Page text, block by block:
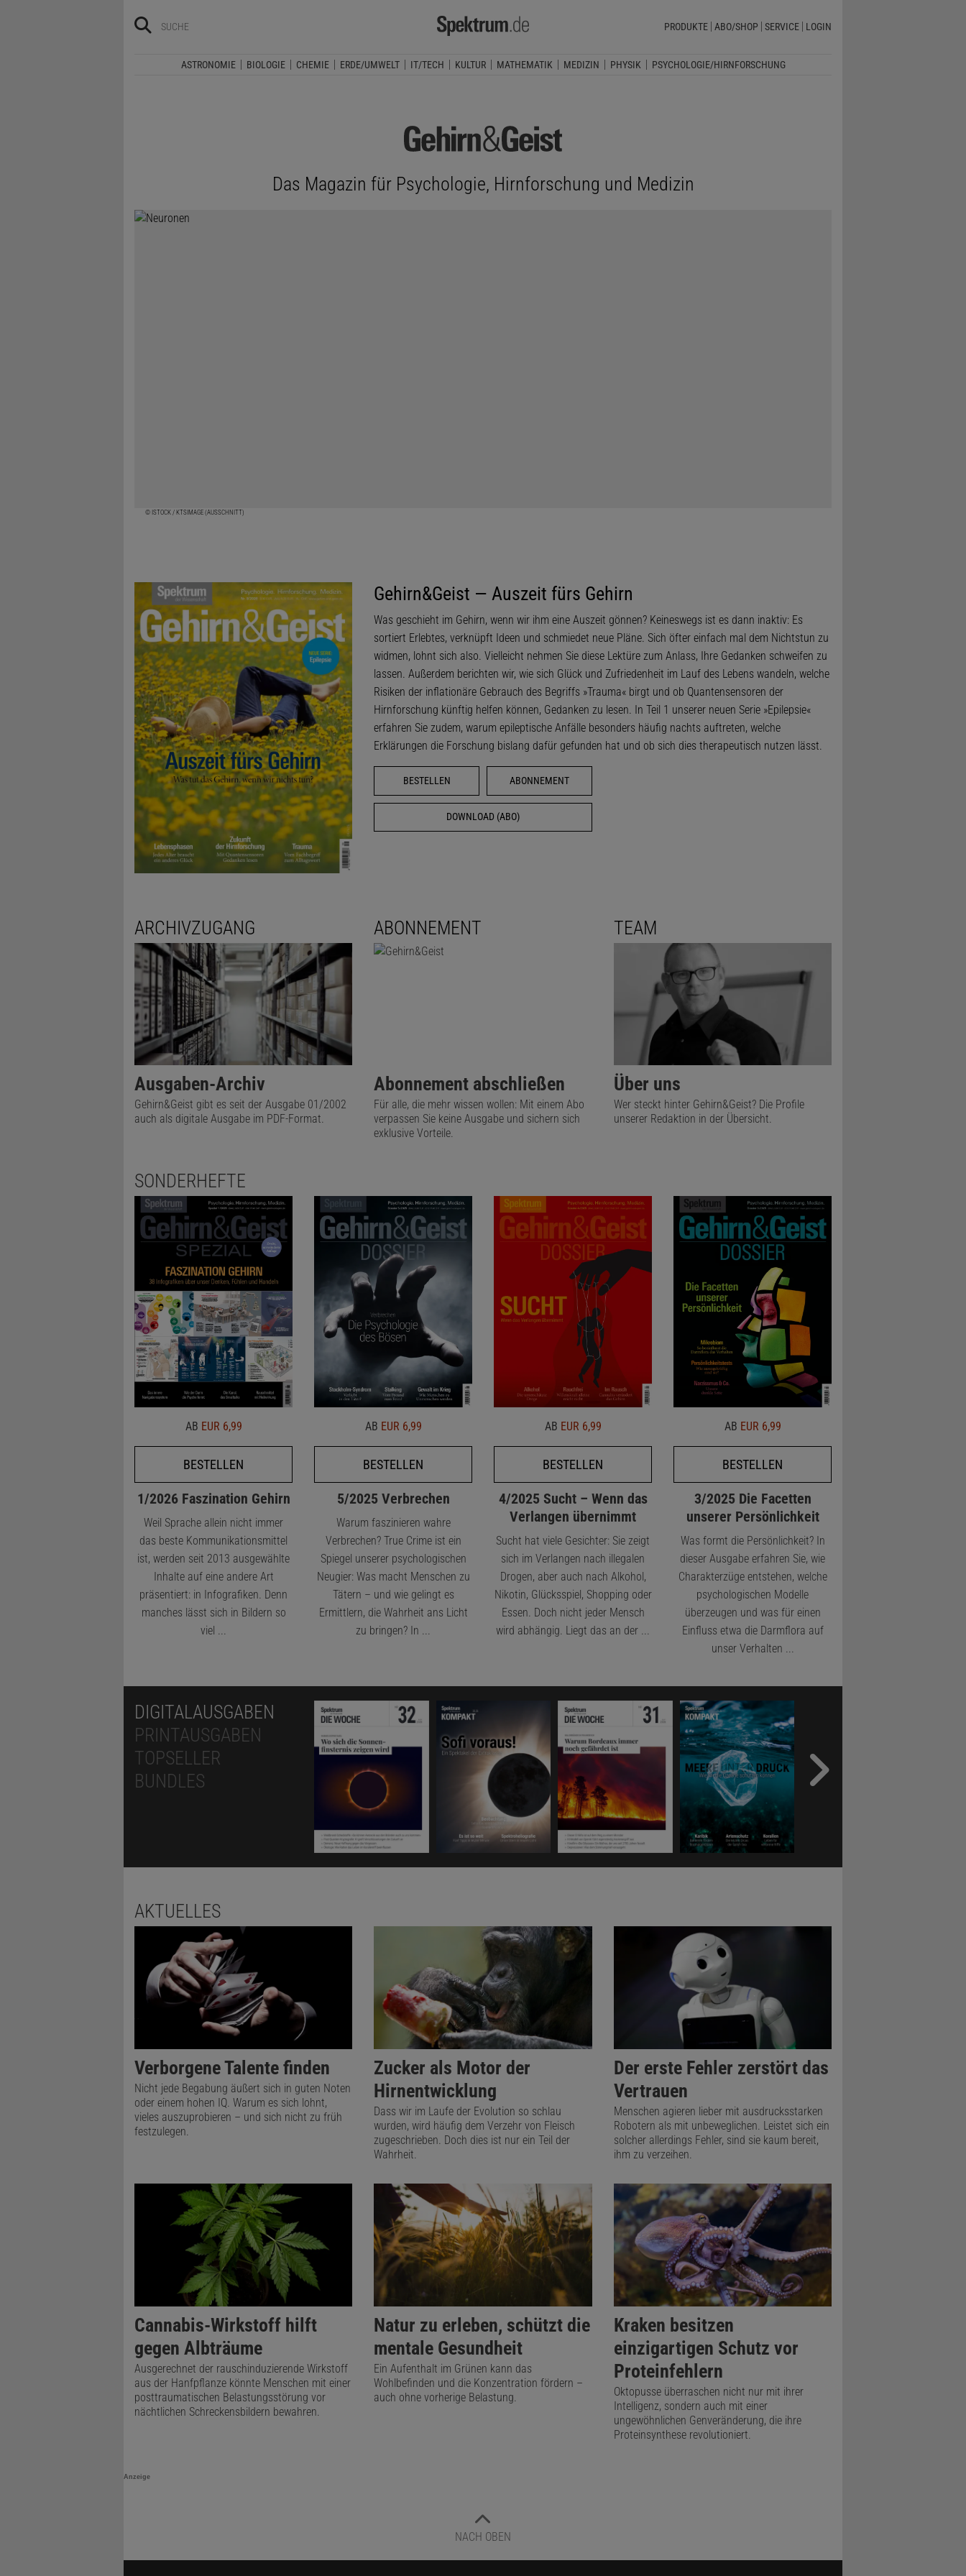
PRODUKTE ABO/SHOP SERVICE LOGIN
ASTRONOMIE BIOLOGIE CHEMIE ERDE/UMWELT IT/TECH KULTUR MATHEMATIK MEDIZIN PHYSIK PSYCHOLOGIE/HIRNFORSCHUNG
Das Magazin für Psychologie, Hirnforschung und Medizin
© ISTOCK / KTSIMAGE (AUSSCHNITT)
Gehirn&Geist — Auszeit fürs Gehirn
Was geschieht im Gehirn, wenn wir ihm eine Auszeit gönnen? Keineswegs ist es dann inaktiv: Es
sortiert Erlebtes, verknüpft Ideen und schmiedet neue Pläne. Sich öfter einfach mal dem Nichtstun zu
widmen, lohnt sich also. Vielleicht nehmen Sie diese Lektüre zum Anlass, Ihre Gedanken schweifen zu
lassen. Außerdem berichten wir, wie sich Glück und Zufriedenheit im Lauf des Lebens wandeln, welche
Risiken der inflationäre Gebrauch des Begriffs »Trauma« birgt und ob Quantensensoren der
Hirnforschung künftig helfen können, Gedanken zu lesen. In Teil 1 unserer neuen Serie »Epilepsie«
erfahren Sie zudem, warum epileptische Anfälle besonders häufig nachts auftreten, welche
Erklärungen die Forschung bislang dafür gefunden hat und ob sich dies therapeutisch nutzen lässt.
BESTELLEN ABONNEMENT
DOWNLOAD (ABO)
ARCHIVZUGANG
Ausgaben-Archiv
Gehirn&Geist gibt es seit der Ausgabe 01/2002
auch als digitale Ausgabe im PDF-Format.
ABONNEMENT
Abonnement abschließen
Für alle, die mehr wissen wollen: Mit einem Abo
verpassen Sie keine Ausgabe und sichern sich
exklusive Vorteile.
TEAM
Über uns
Wer steckt hinter Gehirn&Geist? Die Profile
unserer Redaktion in der Übersicht.
SONDERHEFTE
AB EUR 6,99
BESTELLEN
1/2026 Faszination Gehirn
Weil Sprache allein nicht immer
das beste Kommunikationsmittel
ist, werden seit 2013 ausgewählte
Inhalte auf eine andere Art
präsentiert: in Infografiken. Denn
manches lässt sich in Bildern so
viel ...
AB EUR 6,99
BESTELLEN
5/2025 Verbrechen
Warum faszinieren wahre
Verbrechen? True Crime ist ein
Spiegel unserer psychologischen
Neugier: Was macht Menschen zu
Tätern – und wie gelingt es
Ermittlern, die Wahrheit ans Licht
zu bringen? In ...
AB EUR 6,99
BESTELLEN
4/2025 Sucht – Wenn das
Verlangen übernimmt
Sucht hat viele Gesichter: Sie zeigt
sich im Verlangen nach illegalen
Drogen, aber auch nach Alkohol,
Nikotin, Glücksspiel, Shopping oder
Essen. Doch nicht jeder Mensch
wird abhängig. Liegt das an der ...
AB EUR 6,99
BESTELLEN
3/2025 Die Facetten
unserer Persönlichkeit
Was formt die Persönlichkeit? In
dieser Ausgabe erfahren Sie, wie
Charakterzüge entstehen, welche
psychologischen Modelle
überzeugen und was für einen
Einfluss etwa die Darmflora auf
unser Verhalten ...
DIGITALAUSGABEN
PRINTAUSGABEN
TOPSELLER
BUNDLES
AKTUELLES
Verborgene Talente finden
Nicht jede Begabung äußert sich in guten Noten
oder einem hohen IQ. Warum es sich lohnt,
vieles auszuprobieren – und sich nicht zu früh
festzulegen.
Zucker als Motor der
Hirnentwicklung
Dass wir im Laufe der Evolution so schlau
wurden, wird häufig dem Verzehr von Fleisch
zugeschrieben. Doch dies ist nur ein Teil der
Wahrheit.
Der erste Fehler zerstört das
Vertrauen
Menschen agieren lieber mit ausdrucksstarken
Robotern als mit unbeweglichen. Leistet sich ein
solcher allerdings Fehler, sind sie kaum bereit,
ihm zu verzeihen.
Cannabis-Wirkstoff hilft
gegen Albträume
Ausgerechnet der rauschinduzierende Wirkstoff
aus der Hanfpflanze könnte Menschen mit einer
posttraumatischen Belastungsstörung vor
nächtlichen Schreckensbildern bewahren.
Natur zu erleben, schützt die
mentale Gesundheit
Ein Aufenthalt im Grünen kann das
Wohlbefinden und die Konzentration fördern –
auch ohne vorherige Belastung.
Kraken besitzen
einzigartigen Schutz vor
Proteinfehlern
Oktopusse überraschen nicht nur mit ihrer
Intelligenz, sondern auch mit einer
ungewöhnlichen Genveränderung, die ihre
Proteinsynthese revolutioniert.
Anzeige
NACH OBEN